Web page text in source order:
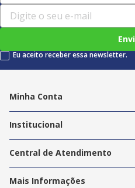
Eu aceito receber essa newsletter.
Minha Conta
Editar endereços
Institucional
Nossas Lojas
Trabalhe Conosco
Central de Atendimento
Política de Privacidade
Termos e Condições
Mais Informações